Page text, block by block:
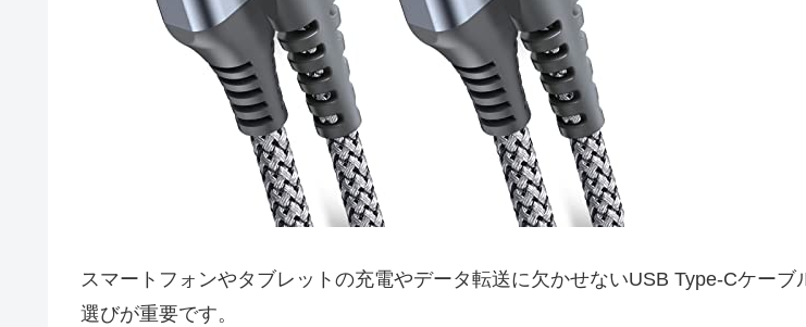
スマートフォンやタブレットの充電やデータ転送に欠かせないUSB Type-Cケー
選びが重要です。